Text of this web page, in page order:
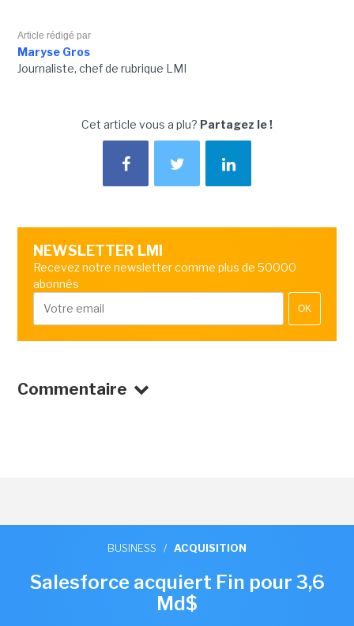
Article rédigé par
Maryse Gros
Journaliste, chef de rubrique LMI
Cet article vous a plu? Partagez le !
NEWSLETTER LMI
Recevez notre newsletter comme plus de 50000
abonnés
OK
Commentaire
BUSINESS / ACQUISITION
Salesforce acquiert Fin pour 3,6
Md$